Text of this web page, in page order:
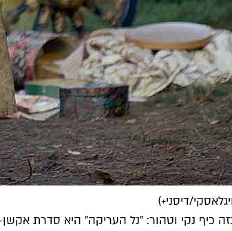
דיסני+)
כיף נקי וטהור: "נל העריקה" היא סדרת